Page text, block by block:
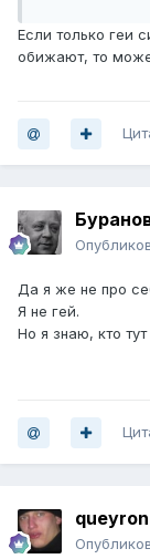
Если только геи
обижают, то
Да я же не про
Я не гей.
Но я знаю, кто тут
queyron